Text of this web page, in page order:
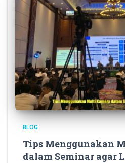
BLOG
Tips Menggunakan
dalam Seminar agar